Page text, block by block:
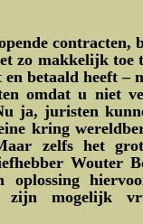
contracten,
zo makkelijk toe
en betaald heeft –
omdat u niet
ja, juristen
kring
zelfs het
Wouter
oplossing
mogelijk